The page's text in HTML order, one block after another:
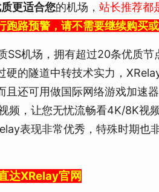
更适合您的机场， 站长推荐都
路预警，请不需要继续购买或
机场，拥有超过20条优质
的隧道中转技术实力，
还可用做国际网络游戏加速
，让您无忧流畅看4K/8K视
表现非常优秀，特殊时期也
达XRelay官网